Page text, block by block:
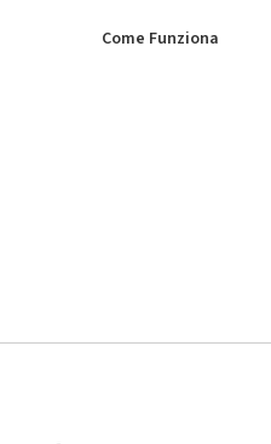
Come Funziona